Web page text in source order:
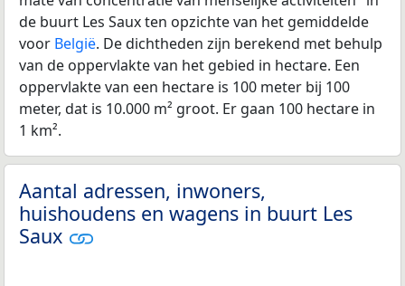
de buurt Les Saux ten opzichte van het gemiddelde
voor België. De dichtheden zijn berekend met behulp
van de oppervlakte van het gebied in hectare. Een
oppervlakte van een hectare is 100 meter bij 100
meter, dat is 10.000 m² groot. Er gaan 100 hectare in
1 km².
Aantal adressen, inwoners,
huishoudens en wagens in buurt Les
Saux